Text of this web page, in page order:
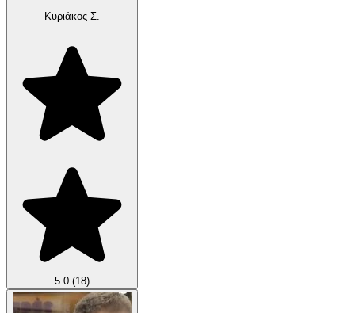
Κυριάκος Σ.
5.0 (18)